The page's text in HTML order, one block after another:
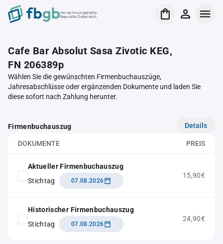
Verrechnungsstelle
Republik Österreich
Cafe Bar Absolut Sasa Zivotic KEG,
FN 206389p
Wählen Sie die gewünschten Firmenbuchauszüge,
Jahresabschlüsse oder ergänzenden Dokumente und laden Sie
diese sofort nach Zahlung herunter.
Firmenbuchauszug Details
DOKUMENTE PREIS
Aktueller Firmenbuchauszug
Stichtag
07.08.2026
15,90€
Historischer Firmenbuchauszug
Stichtag
07.08.2026
24,90€